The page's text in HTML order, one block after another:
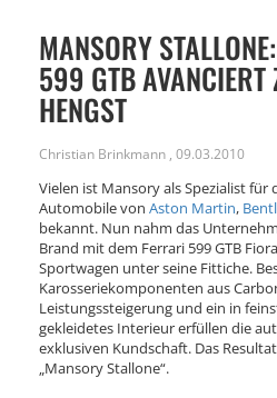
MANSORY
599 GTB AVANCIERT
HENGST
Christian Brinkmann , 09.03.2010
Vielen ist Mansory als Spezialist für
Automobile von Aston Martin,
bekannt. Nun nahm das
Brand mit dem Ferrari 599 GTB
Sportwagen unter seine Fittiche.
Karosseriekomponenten aus
Leistungssteigerung und ein in
gekleidetes Interieur erfüllen die
exklusiven Kundschaft. Das
„Mansory Stallone“.